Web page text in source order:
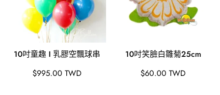
10吋童趣 I 乳膠空飄球串
原
$995.00 TWD
10吋笑臉白雛菊25cm
原
$60.00 TWD